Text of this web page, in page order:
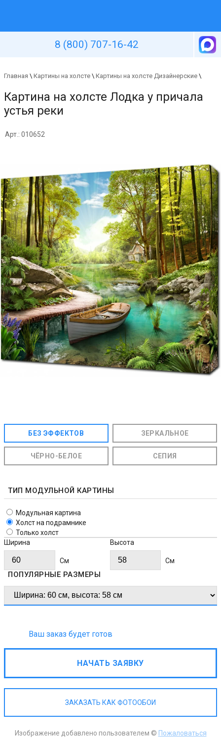
8 (800) 707-16-42
Главная \ Картины на холсте \ Картины на холсте Дизайнерские \
Картина на холсте Лодка у причала
устья реки
Арт.: 010652
БЕЗ ЭФФЕКТОВ ЗЕРКАЛЬНОЕ
ЧЁРНО-БЕЛОЕ СЕПИЯ
ТИП МОДУЛЬНОЙ КАРТИНЫ
Модульная картина
Холст на подрамнике
Только холст
Ширина
Cм
Высота
Cм
ПОПУЛЯРНЫЕ РАЗМЕРЫ
Ваш заказ будет готов
НАЧАТЬ ЗАЯВКУ
ЗАКАЗАТЬ КАК ФОТООБОИ
Изображение добавлено пользователем © Пожаловаться